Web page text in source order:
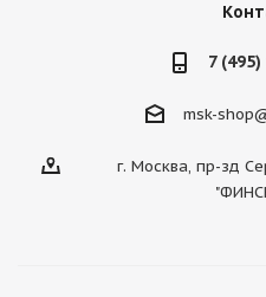
7
msk-
г. Москва, пр-зд